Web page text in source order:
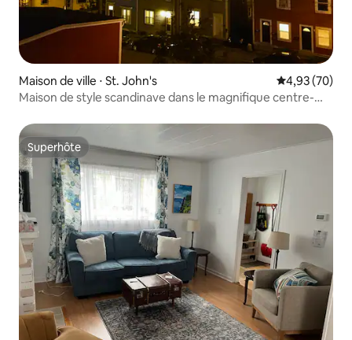
Maison de ville ⋅ St. John's Évaluation
4,93 (70)
Maison de style scandinave dans le magnifique centre-
Superhôte
Superhôte